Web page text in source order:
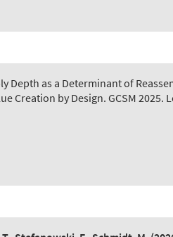
Depth as a Determinant of
Creation by Design. GCSM